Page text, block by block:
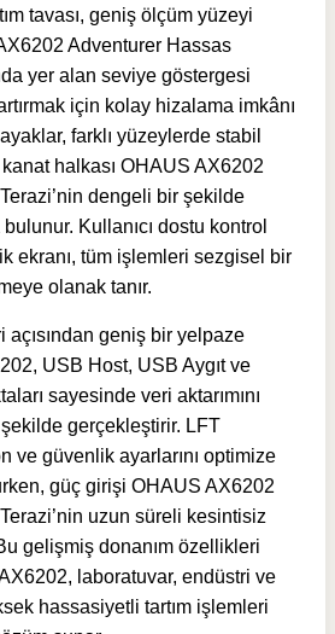
tavası, geniş ölçüm yüzeyi
Adventurer Hassas
yer alan seviye göstergesi
için kolay hizalama imkânı
farklı yüzeylerde stabil
halkası OHAUS AX6202
dengeli bir şekilde
bulunur. Kullanıcı dostu kontrol
ekranı, tüm işlemleri sezgisel bir
olanak tanır.
açısından geniş bir yelpaze
USB Host, USB Aygıt ve
sayesinde veri aktarımını
şekilde gerçekleştirir. LFT
ve güvenlik ayarlarını optimize
güç girişi OHAUS AX6202
uzun süreli kesintisiz
gelişmiş donanım özellikleri
laboratuvar, endüstri ve
hassasiyetli tartım işlemleri